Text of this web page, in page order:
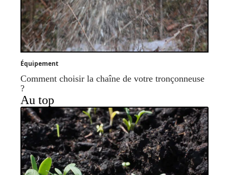
Équipement
Comment choisir la chaîne de votre tronçonneuse
?
Au top